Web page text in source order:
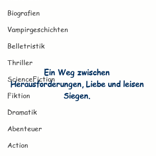
Biografien
Vampirgeschichten
Belletristik
Thriller
ScienceFiction
Fiktion
Dramatik
Abenteuer
Action
Ein Weg zwischen
Herausforderungen, Liebe und leisen
Siegen.